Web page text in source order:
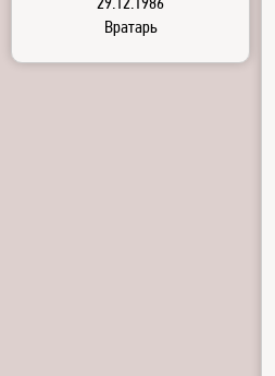
29.12.1986
Вратарь